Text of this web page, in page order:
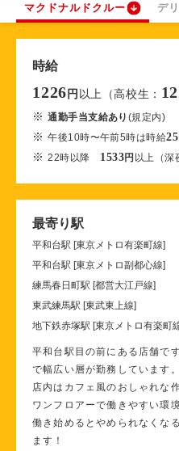
マクドナルドクルー デ
時給
1226 円 以上（高校生：
※通勤手当支給あり (規定内)
※午後10時〜午前5時は時給25
※22時以降 1533円 以上（深
最寄り駅
平和台駅 [東京メトロ有楽町線]
平和台駅 [東京メトロ副都心線]
練馬春日町駅 [都営大江戸線]
東武練馬駅 [東武東上線]
地下鉄赤塚駅 [東京メトロ有楽町
平和台駅目の前にある店舗で
で幅広い層が勤務しています。
店内はカフェ風のおしゃれな
ワンフロアーで働きやすい環境
働き始めるとやめられなくな
ます！